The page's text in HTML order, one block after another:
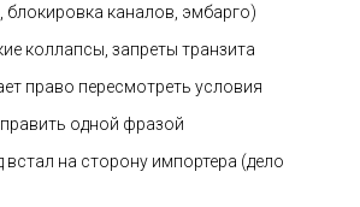
каналов, эмбарго)
коллапсы, запреты транзита
право пересмотреть условия
одной фразой
на сторону импортера (дело